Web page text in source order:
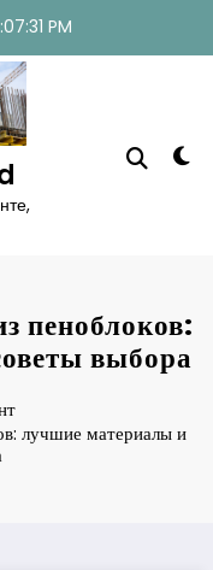
PM
пеноблоков:
выбора
лучшие материалы и